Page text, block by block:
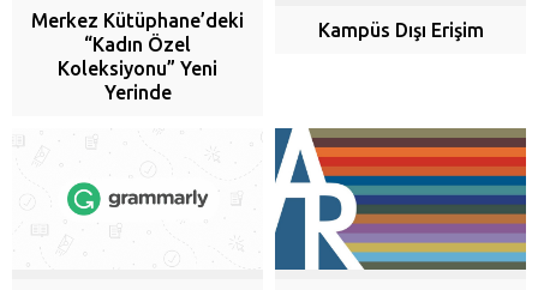
Merkez Kütüphane’deki
“Kadın Özel
Koleksiyonu” Yeni
Yerinde
Kampüs Dışı Erişim